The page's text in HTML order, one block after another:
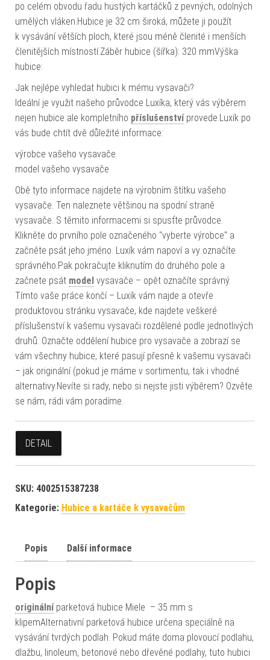
po celém obvodu řadu hustých kartáčků z pevných, odolných
umělých vláken.Hubice je 32 cm široká, můžete ji použít
k vysávání větších ploch, které jsou méně členité i menších
členitějších místností.Záběr hubice (šířka): 320 mmVýška
hubice:
Jak nejlépe vyhledat hubici k mému vysavači?
Ideální je využit našeho průvodce Luxíka, který vás výběrem
nejen hubice ale kompletního příslušenstvíprovede.Luxík po
vás bude chtít dvě důležité informace:
výrobce vašeho vysavače
model vašeho vysavače
Obě tyto informace najdete na výrobním štítku vašeho
vysavače. Ten naleznete většinou na spodní straně
vysavače. S těmito informacemi si spusťte průvodce.
Klikněte do prvního pole označeného "vyberte výrobce" a
začněte psát jeho jméno. Luxík vám napoví a vy označíte
správného.Pak pokračujte kliknutím do druhého pole a
začnete psát model vysavače – opět označíte správný.
Tímto vaše práce končí – Luxík vám najde a otevře
produktovou stránku vysavače, kde najdete veškeré
příslušenství k vašemu vysavači rozdělené podle jednotlivých
druhů. Označte oddělení hubice pro vysavače a zobrazí se
vám všechny hubice, které pasují přesně k vašemu vysavači
– jak originální (pokud je máme v sortimentu, tak i vhodné
alternativy.Nevíte si rady, nebo si nejste jisti výběrem? Ozvěte
se nám, rádi vám poradíme.
DETAIL
SKU: 4002515387238
Kategorie: Hubice a kartáče k vysavačům
Popis Další informace
Popis
originálníparketová hubice Miele – 35 mm s
klipemAlternativní parketová hubice určena speciálně na
vysávání tvrdých podlah. Pokud máte doma plovoucí podlahu,
dlažbu, linoleum, betonové nebo dřevěné podlahy, tuto hubici